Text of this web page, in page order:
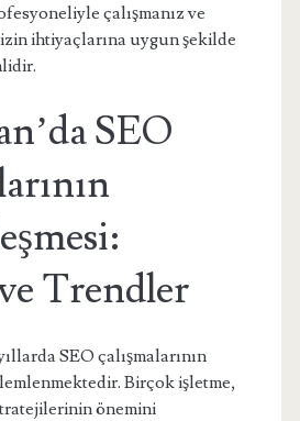
çalışmanız ve
ihtiyaçlarına uygun şekilde
SEO
Trendler
SEO çalışmalarının
Birçok işletme,
önemini